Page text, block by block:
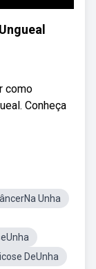
como
Conheça
Unha
DeUnha